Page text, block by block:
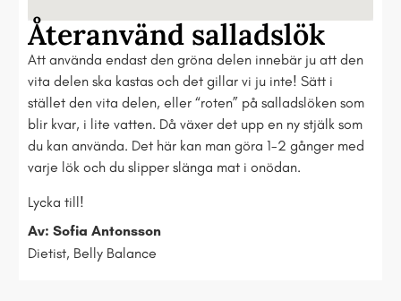
Återanvänd salladslök
Att använda endast den gröna delen innebär ju att den
vita delen ska kastas och det gillar vi ju inte! Sätt i
stället den vita delen, eller “roten” på salladslöken som
blir kvar, i lite vatten. Då växer det upp en ny stjälk som
du kan använda. Det här kan man göra 1-2 gånger med
varje lök och du slipper slänga mat i onödan.
Lycka till!
Av: Sofia Antonsson
Dietist, Belly Balance